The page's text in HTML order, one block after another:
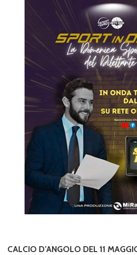
CALCIO D’ANGOLO DEL 11